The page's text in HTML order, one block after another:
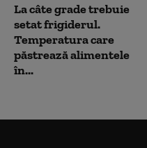
La câte grade trebuie
setat frigiderul.
Temperatura care
păstrează alimentele
în...